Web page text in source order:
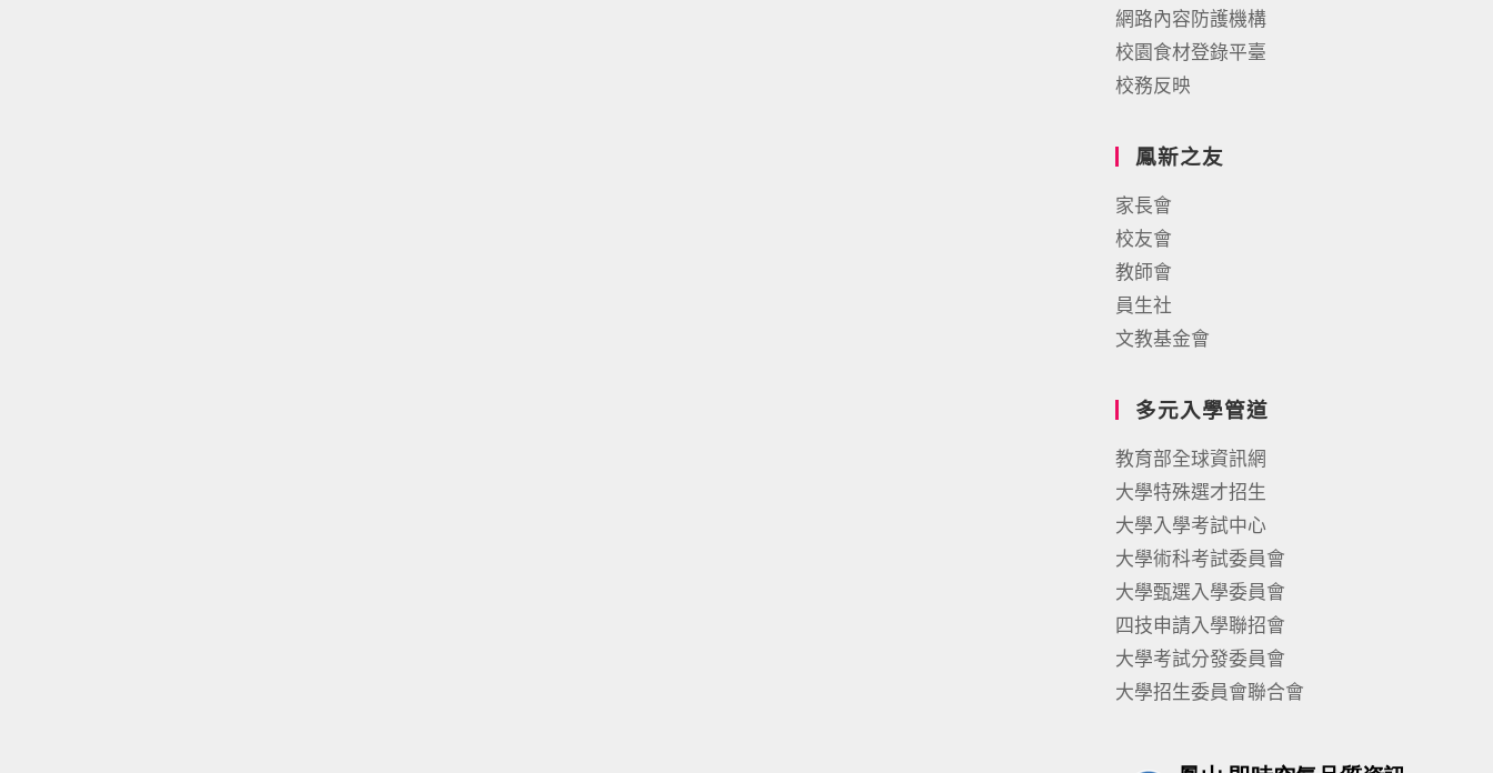
網路內容防護機構
校園食材登錄平臺
校務反映
鳳新之友
家長會
校友會
教師會
員生社
文教基金會
多元入學管道
教育部全球資訊網
大學特殊選才招生
大學入學考試中心
大學術科考試委員會
大學甄選入學委員會
四技申請入學聯招會
大學考試分發委員會
大學招生委員會聯合會